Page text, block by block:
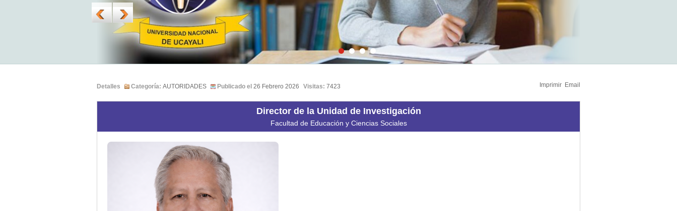
Imprimir Email
Detalles Categoría: AUTORIDADES Publicado el 26 Febrero 2026 Visitas: 7423
Director de la Unidad de Investigación
Facultad de Educación y Ciencias Sociales